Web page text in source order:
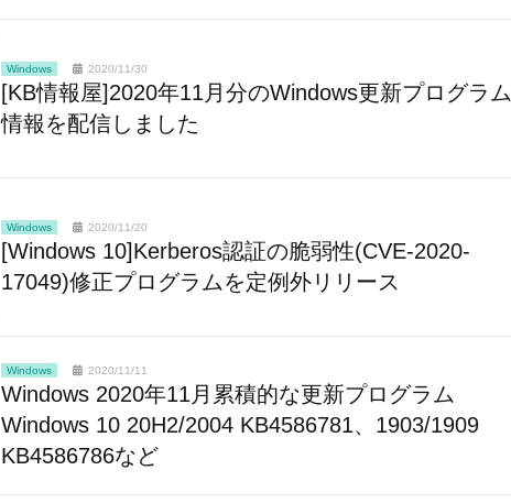
Windows 2020/11/30
[KB情報屋]2020年11月分のWindows更新プログラム
情報を配信しました
Windows 2020/11/20
[Windows 10]Kerberos認証の脆弱性(CVE-2020-
17049)修正プログラムを定例外リリース
Windows 2020/11/11
Windows 2020年11月累積的な更新プログラム
Windows 10 20H2/2004 KB4586781、1903/1909
KB4586786など